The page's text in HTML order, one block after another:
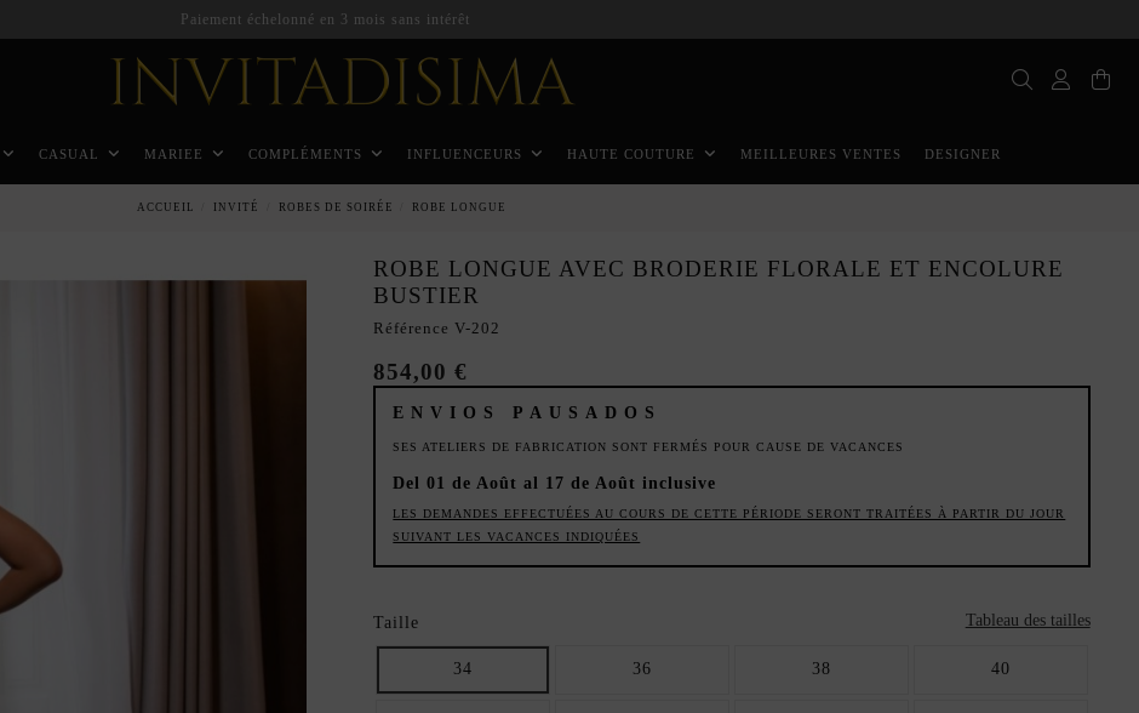
Paiement échelonné en 3 mois sans intérêt
CASUAL MARIEE COMPLÉMENTS INFLUENCEURS HAUTE COUTURE MEILLEURES VENTES DESIGNER
ACCUEIL INVITÉ ROBES DE SOIRÉE ROBE LONGUE
ROBE LONGUE AVEC BRODERIE FLORALE ET ENCOLURE
BUSTIER
Référence V-202
854,00 €
ENVIOS PAUSADOS
SES ATELIERS DE FABRICATION SONT FERMÉS POUR CAUSE DE VACANCES
Del 01 de Août al 17 de Août inclusive
LES DEMANDES EFFECTUÉES AU COURS DE CETTE PÉRIODE SERONT TRAITÉES À PARTIR DU JOUR
SUIVANT LES VACANCES INDIQUÉES
Taille Tableau des tailles
34 36 38 40